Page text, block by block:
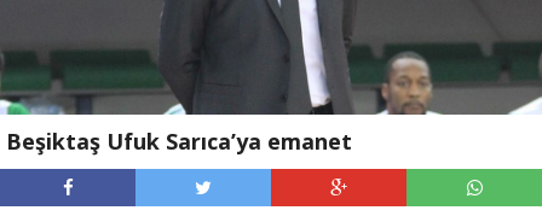
Beşiktaş Ufuk Sarıca’ya emanet